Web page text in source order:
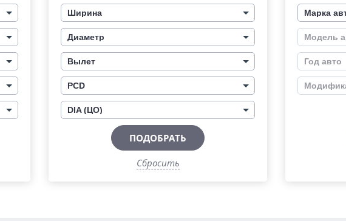
Ширина
Диаметр
Вылет
PCD
DIA (ЦО)
ПОДОБРАТЬ
Сбросить
Марка
Модель
Год авто